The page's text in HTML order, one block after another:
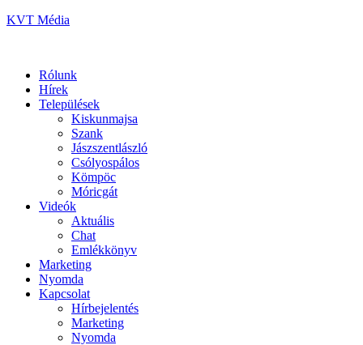
KVT Média
Rólunk
Hírek
Települések
Kiskunmajsa
Szank
Jászszentlászló
Csólyospálos
Kömpöc
Móricgát
Videók
Aktuális
Chat
Emlékkönyv
Marketing
Nyomda
Kapcsolat
Hírbejelentés
Marketing
Nyomda